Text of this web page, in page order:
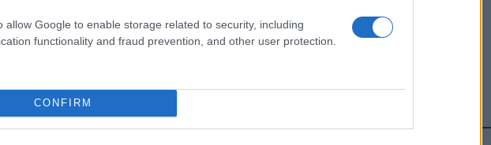
allow Google to enable storage related to security, including
functionality and fraud prevention, and other user protection.
CONFIRM